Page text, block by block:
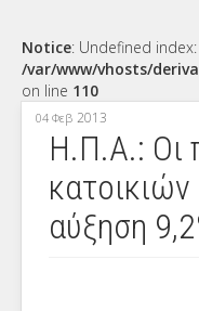
Notice: Undefined
/var/www/vhosts/
on line 110
04 Φεβ 2013
Η.Π.Α.: Οι
αύξηση